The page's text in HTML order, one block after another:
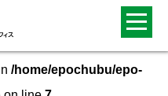
/home/epochubu/epo-